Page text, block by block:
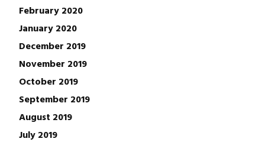
February 2020
January 2020
December 2019
November 2019
October 2019
September 2019
August 2019
July 2019